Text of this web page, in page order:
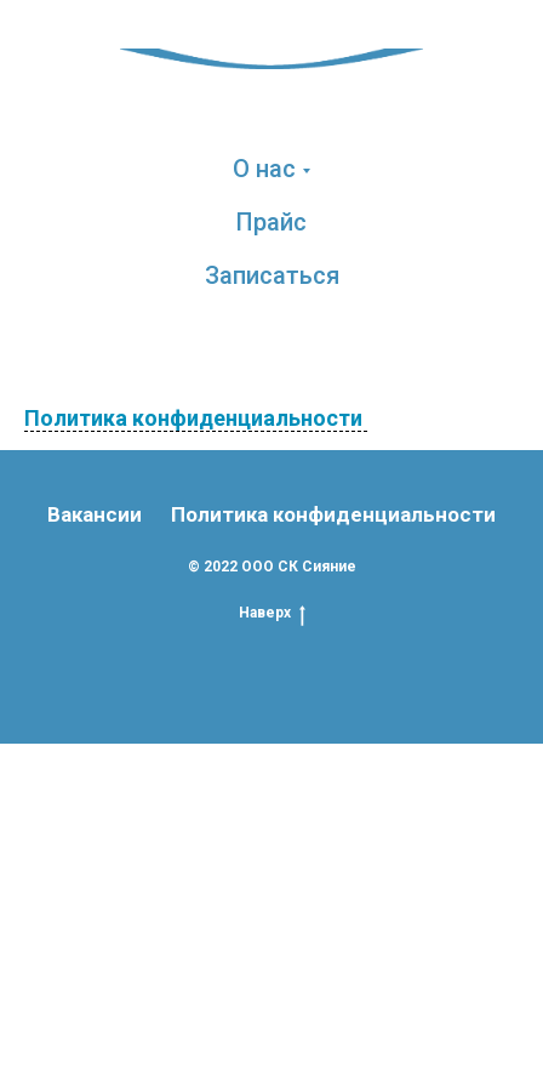
О нас
Прайс
Записаться
Политика конфиденциальности
Вакансии Политика конфиденциальности
© 2022 ООО СК Сияние
Наверх